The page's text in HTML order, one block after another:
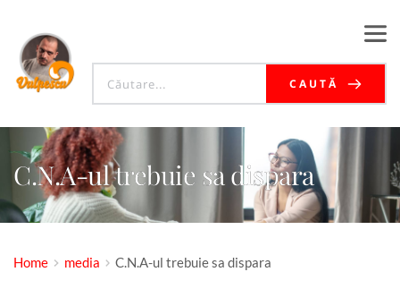
CAUTĂ
C.N.A-ul trebuie sa dispara
Home media C.N.A-ul trebuie sa dispara